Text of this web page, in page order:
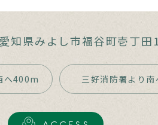
愛知県みよし市福谷町壱丁田
へ400m 三好消防署より